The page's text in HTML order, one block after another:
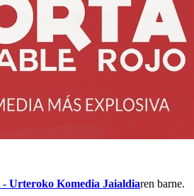
Urteroko Komedia Jaialdiaren barne.